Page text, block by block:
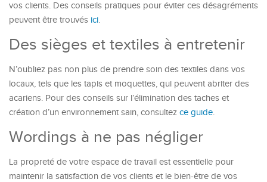
vos clients. Des conseils pratiques pour éviter ces désagréments
peuvent être trouvés ici.
Des sièges et textiles à entretenir
N’oubliez pas non plus de prendre soin des textiles dans vos
locaux, tels que les tapis et moquettes, qui peuvent abriter des
acariens. Pour des conseils sur l’élimination des taches et
création d’un environnement sain, consultez ce guide.
Wordings à ne pas négliger
La propreté de votre espace de travail est essentielle pour
maintenir la satisfaction de vos clients et le bien-être de vos